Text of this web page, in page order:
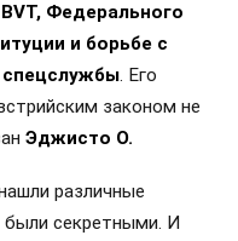
Федерального
и борьбе с
спецслужбы. Его
законом не
Эджисто О.
различные
секретными. И